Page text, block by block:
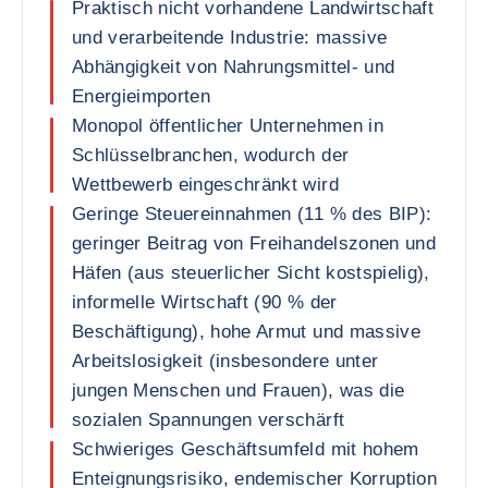
Praktisch nicht vorhandene Landwirtschaft
und verarbeitende Industrie: massive
Abhängigkeit von Nahrungsmittel- und
Energieimporten
Monopol öffentlicher Unternehmen in
Schlüsselbranchen, wodurch der
Wettbewerb eingeschränkt wird
Geringe Steuereinnahmen (11 % des BIP):
geringer Beitrag von Freihandelszonen und
Häfen (aus steuerlicher Sicht kostspielig),
informelle Wirtschaft (90 % der
Beschäftigung), hohe Armut und massive
Arbeitslosigkeit (insbesondere unter
jungen Menschen und Frauen), was die
sozialen Spannungen verschärft
Schwieriges Geschäftsumfeld mit hohem
Enteignungsrisiko, endemischer Korruption